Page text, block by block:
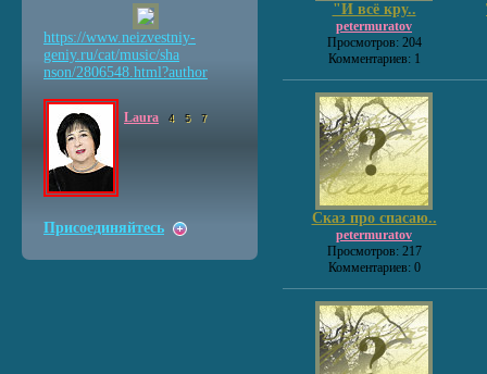
"И всё кру..
petermuratov
Просмотров: 204
Комментариев: 1
Сказ про спасаю..
petermuratov
Просмотров: 217
Комментариев: 0
https://www.neizvestniy-
geniy.ru/cat/music/sha
nson/2806548.html?author
Laura 4 5 7
Присоединяйтесь